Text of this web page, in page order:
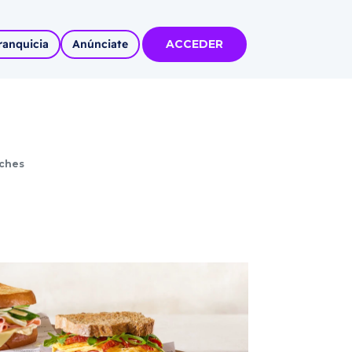
MÁS
con
tu Marca
Anúnciate ACCEDER